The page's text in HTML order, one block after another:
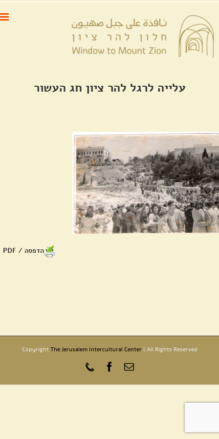
דלג
לתוכן
עלייה לרגל להר ציון חג העשור
הדפסה / PDF
CopyrightThe Jerusalem Intercultural Center| All Rights Reserved
כתובת
אלקטרוני
Facebook
Phone